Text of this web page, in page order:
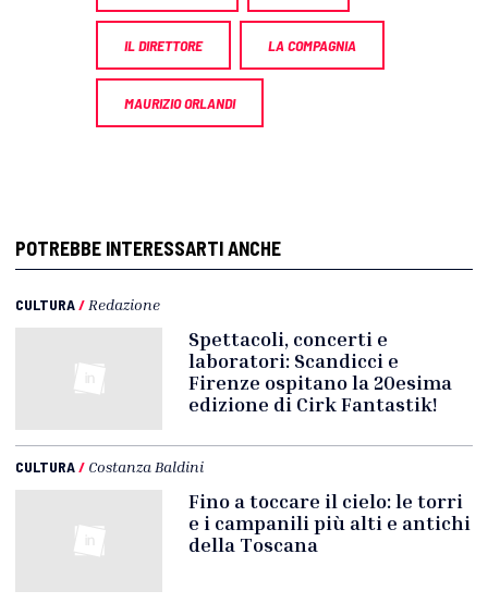
IL DIRETTORE LA COMPAGNIA
MAURIZIO ORLANDI
POTREBBE INTERESSARTI ANCHE
CULTURA/ Redazione
Spettacoli, concerti e
laboratori: Scandicci e
Firenze ospitano la 20esima
edizione di Cirk Fantastik!
CULTURA/ Costanza Baldini
Fino a toccare il cielo: le torri
e i campanili più alti e antichi
della Toscana